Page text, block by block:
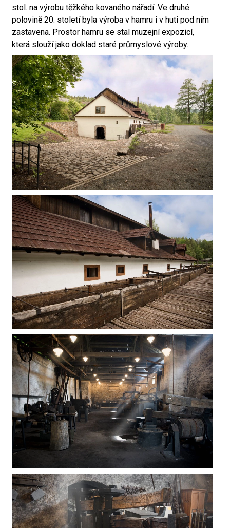
stol. na výrobu těžkého kovaného nářadí. Ve druhé
polovině 20. století byla výroba v hamru i v huti pod ním
zastavena. Prostor hamru se stal muzejní expozicí,
která slouží jako doklad staré průmyslové výroby.